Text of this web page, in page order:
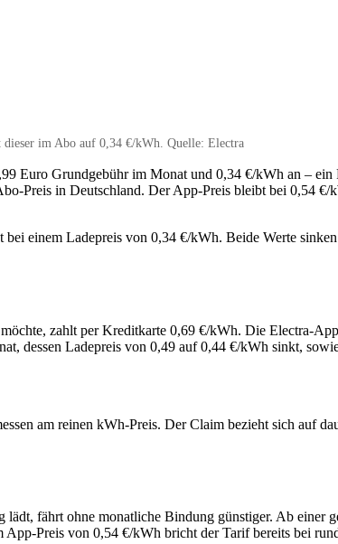
im Abo auf 0,34 €/kWh. Quelle: Electra
Euro Grundgebühr im Monat und 0,34 €/kWh an –
Preis in Deutschland. Der App-Preis bleibt bei 0,54
einem Ladepreis von 0,34 €/kWh. Beide Werte
zahlt per Kreditkarte 0,69 €/kWh. Die Electra-
dessen Ladepreis von 0,49 auf 0,44 €/kWh sinkt,
am reinen kWh-Preis. Der Claim bezieht sich auf
fährt ohne monatliche Bindung günstiger. Ab einer
Preis von 0,54 €/kWh bricht der Tarif bereits bei